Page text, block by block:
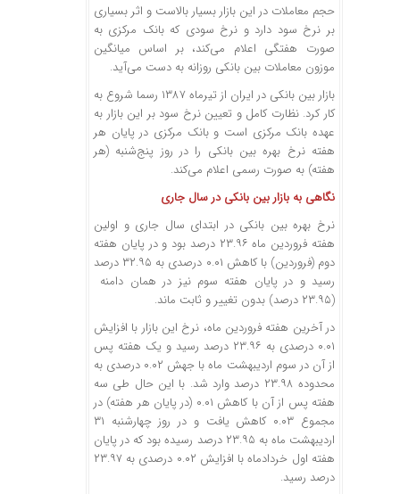
حجم معاملات در این بازار بسیار بالاست و اثر بسیاری
بر نرخ سود دارد و نرخ سودی که بانک مرکزی به
صورت هفتگی اعلام می‌کند، بر اساس میانگین
موزون معاملات بین بانکی روزانه به دست می‌آید.
بازار بین بانکی در ایران از تیرماه ۱۳۸۷ رسما شروع به
کار کرد. نظارت کامل و تعیین نرخ سود بر این بازار به
عهده بانک مرکزی است و بانک مرکزی در پایان هر
هفته نرخ بهره بین بانکی را در روز پنج‌شنبه (هر
هفته) به صورت رسمی اعلام می‌کند.
نگاهی به بازار بین بانکی در سال جاری
نرخ بهره بین بانکی در ابتدای سال جاری و اولین
هفته فروردین ماه ۲۳.۹۶ درصد بود و در پایان هفته
دوم (فروردین) با کاهش ۰.۰۱ درصدی به ۳۲.۹۵ درصد
رسید و در پایان هفته سوم نیز در همان دامنه
(۲۳.۹۵ درصد) بدون تغییر و ثابت ماند.
در آخرین هفته فروردین ماه، نرخ این بازار با افزایش
۰.۰۱ درصدی به ۲۳.۹۶ درصد رسید و یک هفته پس
از آن در سوم اردیبهشت ماه با جهش ۰.۰۲ درصدی به
محدوده ۲۳.۹۸ درصد وارد شد. با این حال طی سه
هفته پس از آن با کاهش ۰.۰۱ (در پایان هر هفته) در
مجموع ۰.۰۳ کاهش یافت و در روز چهارشنبه ۳۱
اردیبهشت ماه به ۲۳.۹۵ درصد رسیده بود که در پایان
هفته اول خردادماه با افزایش ۰.۰۲ درصدی به ۲۳.۹۷
درصد رسید.